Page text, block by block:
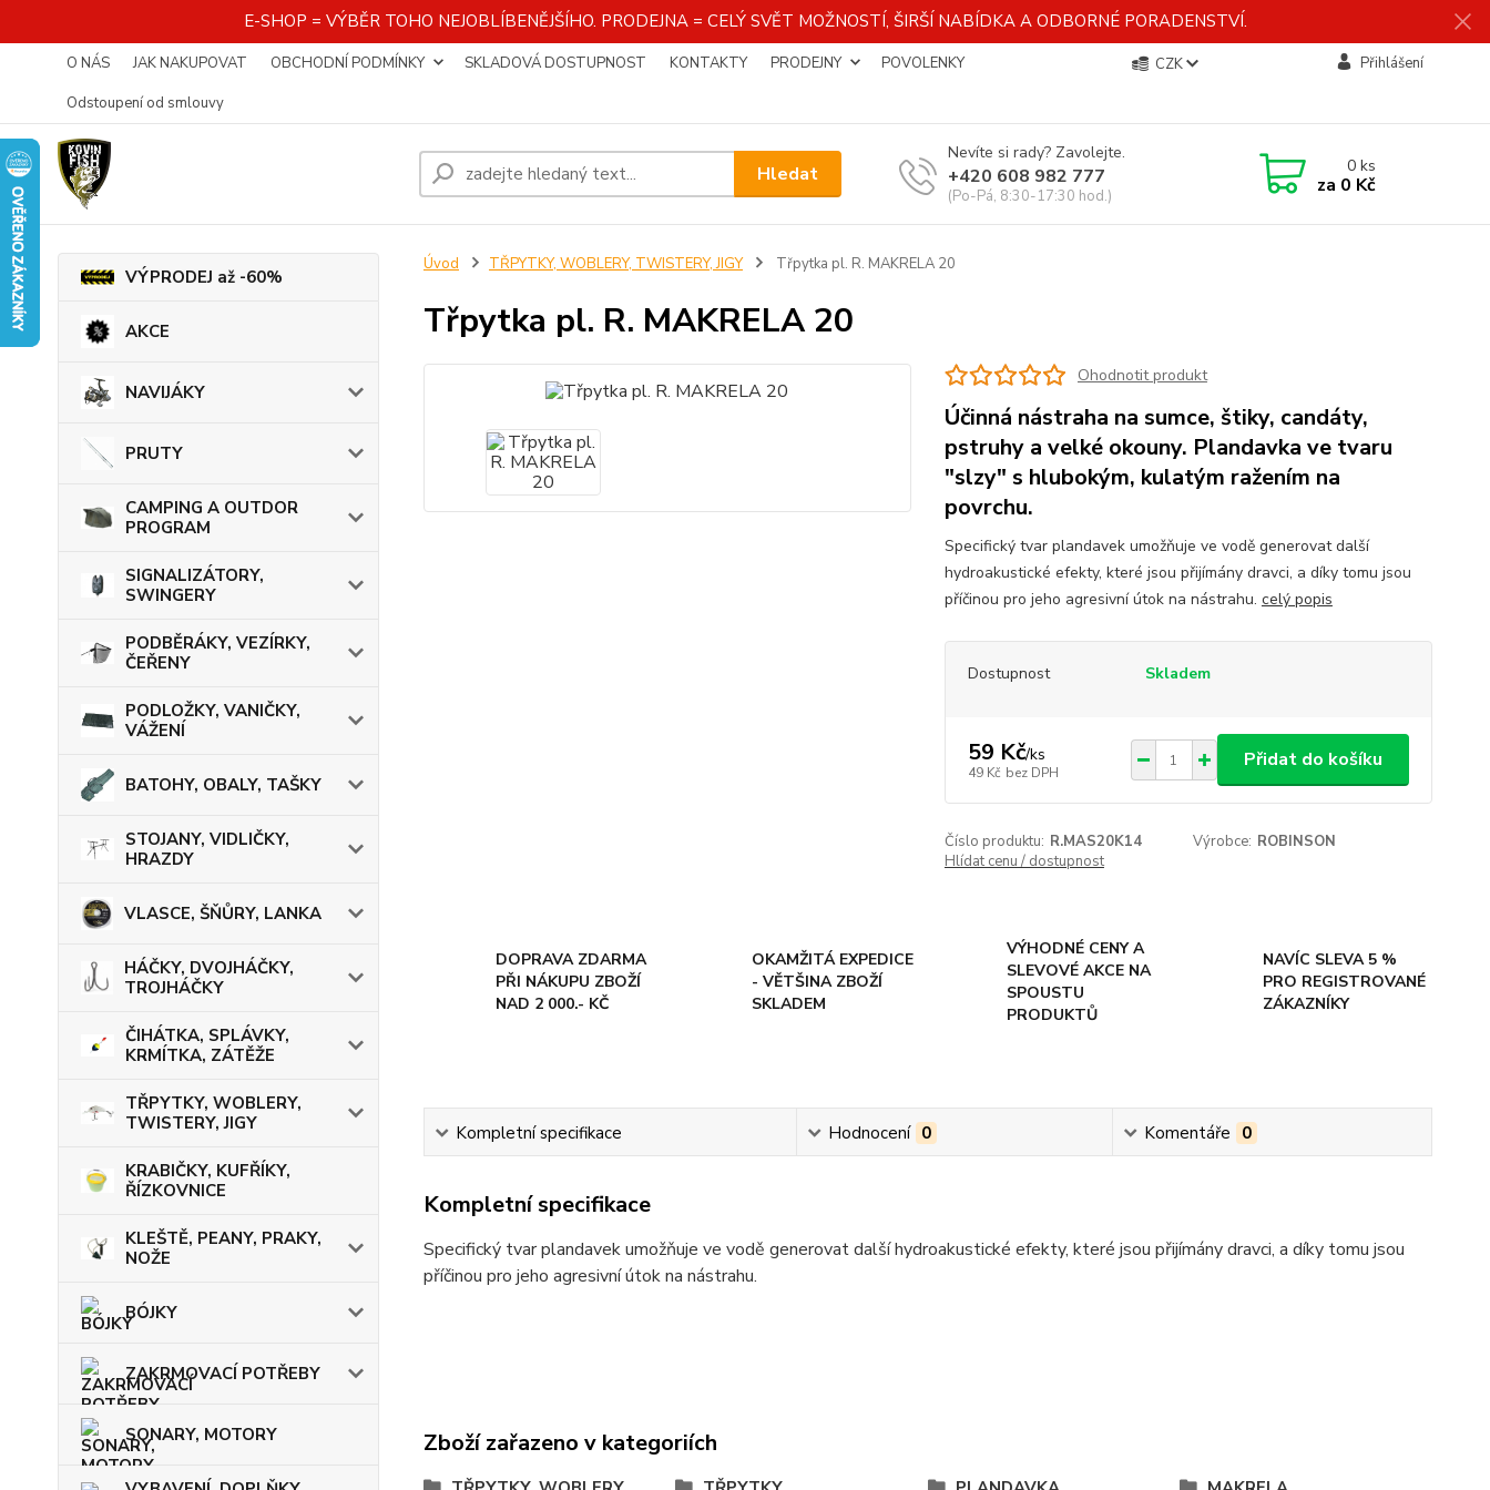
E-SHOP = VÝBĚR TOHO NEJOBLÍBENĚJŠÍHO. PRODEJNA = CELÝ SVĚT MOŽNOSTÍ, ŠIRŠÍ NABÍDKA A ODBORNÉ PORADENSTVÍ.
O NÁS JAK NAKUPOVAT OBCHODNÍ PODMÍNKY SKLADOVÁ DOSTUPNOST KONTAKTY PRODEJNY
POVOLENKY
Odstoupení od smlouvy
CZK Přihlášení
Hledat
Nevíte si rady? Zavolejte.
+420 608 982 777
(Po-Pá, 8:30-17:30 hod.)
0ks
za 0 Kč
VÝPRODEJ až -60%
AKCE
NAVIJÁKY
PRUTY
CAMPING A OUTDOR
PROGRAM
SIGNALIZÁTORY,
SWINGERY
PODBĚRÁKY, VEZÍRKY,
ČEŘENY
PODLOŽKY, VANIČKY,
VÁŽENÍ
BATOHY, OBALY, TAŠKY
STOJANY, VIDLIČKY,
HRAZDY
VLASCE, ŠŇŮRY, LANKA
HÁČKY, DVOJHÁČKY,
TROJHÁČKY
ČIHÁTKA, SPLÁVKY,
KRMÍTKA, ZÁTĚŽE
TŘPYTKY, WOBLERY,
TWISTERY, JIGY
KRABIČKY, KUFŘÍKY,
ŘÍZKOVNICE
KLEŠTĚ, PEANY, PRAKY,
NOŽE
BÓJKY
ZAKRMOVACÍ POTŘEBY
SONARY, MOTORY
Úvod TŘPYTKY, WOBLERY, TWISTERY, JIGY Třpytka pl. R. MAKRELA 20
Třpytka pl. R. MAKRELA 20
Ohodnotit produkt
Účinná nástraha na sumce, štiky, candáty,
pstruhy a velké okouny. Plandavka ve tvaru
"slzy" s hlubokým, kulatým ražením na
povrchu.
Specifický tvar plandavek umožňuje ve vodě generovat další
hydroakustické efekty, které jsou přijímány dravci, a díky tomu jsou
příčinou pro jeho agresivní útok na nástrahu. celý popis
Dostupnost Skladem
59 Kč/ks
49 Kč bez DPH
Přidat do košíku
Číslo produktu: R.MAS20K14 Výrobce: ROBINSON
Hlídat cenu / dostupnost
DOPRAVA ZDARMA
PŘI NÁKUPU ZBOŽÍ
NAD 2 000.- KČ
OKAMŽITÁ EXPEDICE
- VĚTŠINA ZBOŽÍ
SKLADEM
VÝHODNÉ CENY A
SLEVOVÉ AKCE NA
SPOUSTU
PRODUKTŮ
NAVÍC SLEVA 5 %
PRO REGISTROVANÉ
ZÁKAZNÍKY
Kompletní specifikace Hodnocení 0 Komentáře 0
Kompletní specifikace
Specifický tvar plandavek umožňuje ve vodě generovat další hydroakustické efekty, které jsou přijímány dravci, a díky tomu jsou
příčinou pro jeho agresivní útok na nástrahu.
Zboží zařazeno v kategoriích